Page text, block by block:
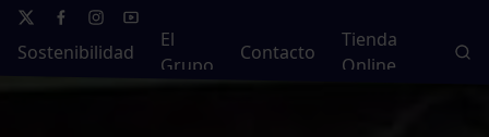
Sostenibilidad
El
Grupo
Contacto
Tienda
Online